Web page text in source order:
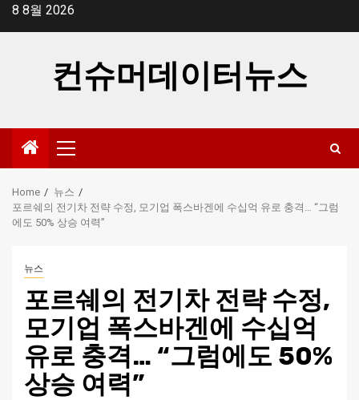
Skip8 8월 2026
컨슈머데이터뉴스
Primary
Menu
Home
뉴스
포르쉐의 전기차 전략 수정, 모기업 폭스바겐에 수십억 유로 충격… “그럼
에도 50% 상승 여력”
뉴스
포르쉐의 전기차 전략 수정,
모기업 폭스바겐에 수십억
유로 충격… “그럼에도 50%
상승 여력”